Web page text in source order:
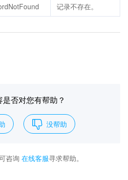
记录不存在。
否对您有帮助？
没帮助
咨询 在线客服寻求帮助。